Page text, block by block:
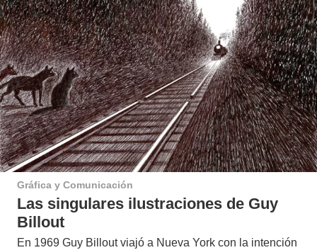
Gráfica y Comunicación
Las singulares ilustraciones de Guy
Billout
En 1969 Guy Billout viajó a Nueva York con la intención